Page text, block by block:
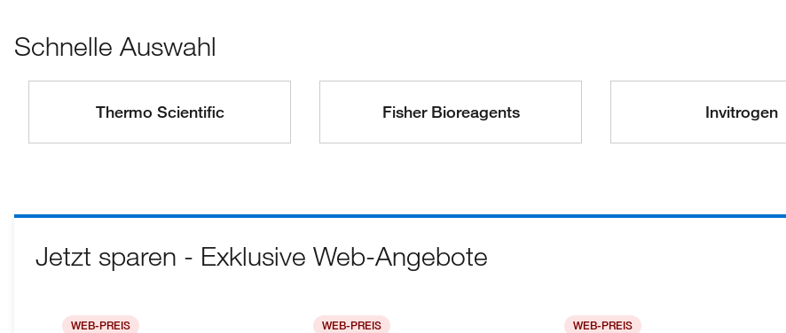
Schnelle Auswahl
Thermo Scientific Fisher Bioreagents Invitrogen
Jetzt sparen - Exklusive Web-Angebote
WEB-PREIS WEB-PREIS WEB-PREIS